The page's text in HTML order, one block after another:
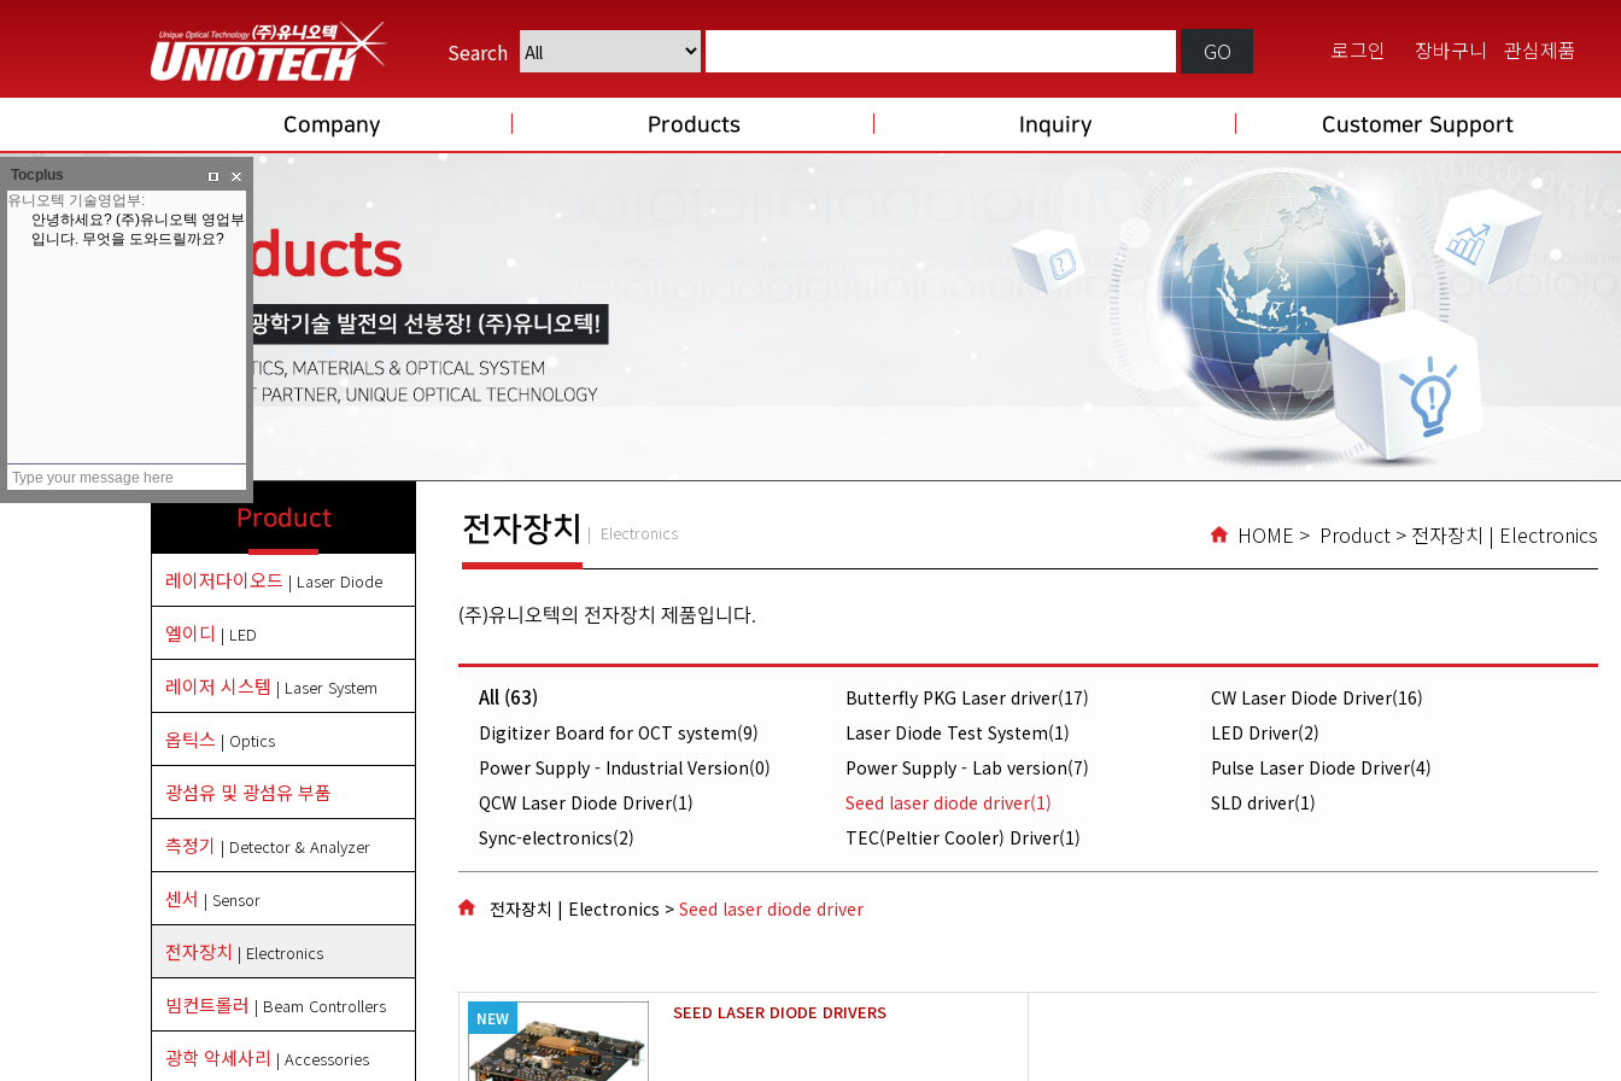
Search GO 로그인 장바구니 관심제품
Company Products Inquiry Customer Support
Product
레이저다이오드 | Laser Diode
엘이디 | LED
레이저 시스템 | Laser System
옵틱스 | Optics
광섬유 및 광섬유 부품
측정기 | Detector & Analyzer
센서 | Sensor
전자장치 | Electronics
빔컨트롤러 | Beam Controllers
광학 악세사리 | Accessories
전자장치 | Electronics HOME > Product > 전자장치 | Electronics
(주)유니오텍의 전자장치 제품입니다.
All (63) Butterfly PKG Laser driver(17)
CW Laser Diode Driver(16)
Digitizer Board for OCT system(9)
Laser Diode Test System(1)
LED Driver(2)
Power Supply - Industrial Version(0)
Power Supply - Lab version(7)
Pulse Laser Diode Driver(4)
QCW Laser Diode Driver(1)
Seed laser diode driver(1)
SLD driver(1)
Sync-electronics(2)
TEC(Peltier Cooler) Driver(1)
전자장치 | Electronics > Seed laser diode driver
NEW SEED LASER DIODE DRIVERS
Tocplus